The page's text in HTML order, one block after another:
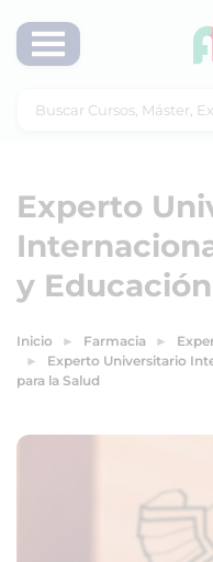
Experto
y
Inicio Farmacia
Experto Universitario
para la Salud